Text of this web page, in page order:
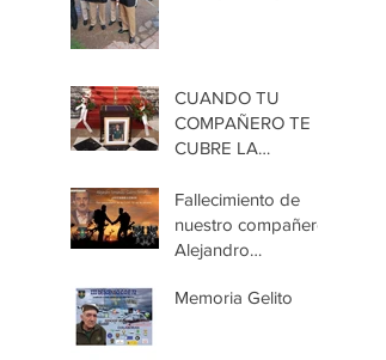
CUANDO TU
COMPAÑERO TE
CUBRE LA
Fallecimiento de
nuestro compañero
Alejandro
Fernández
Memoria Gelito